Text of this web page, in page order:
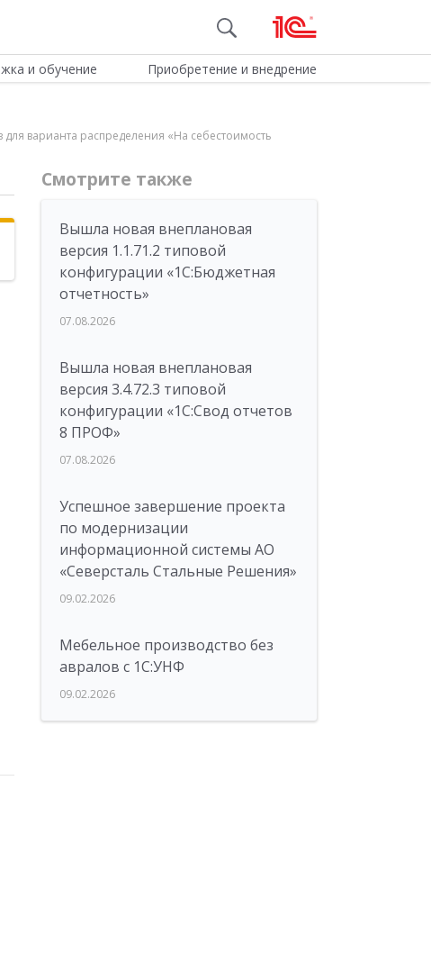
и обучение Приобретение и внедрение
варианта распределения «На себестоимость
Смотрите также
Вышла новая внеплановая
версия 1.1.71.2 типовой
конфигурации «1C:Бюджетная
отчетность»
07.08.2026
Вышла новая внеплановая
версия 3.4.72.3 типовой
конфигурации «1C:Свод отчетов
8 ПРОФ»
07.08.2026
Успешное завершение проекта
по модернизации
информационной системы АО
«Северсталь Стальные Решения»
09.02.2026
Мебельное производство без
авралов с 1С:УНФ
09.02.2026